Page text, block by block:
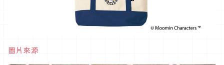
圖片來源